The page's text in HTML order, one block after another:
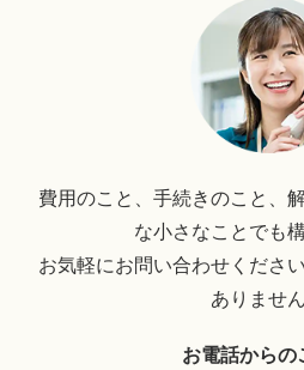
費用のこと、手続きのこと、
な小さなことでも
お気軽にお問い合わせくださ
ありません
お電話からの